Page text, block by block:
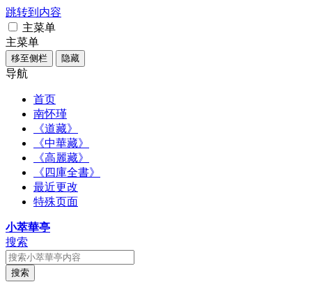
跳转到内容
主菜单
主菜单
移至侧栏 隐藏
导航
首页
南怀瑾
《道藏》
《中華藏》
《高麗藏》
《四庫全書》
最近更改
特殊页面
小萃華亭
搜索
搜索